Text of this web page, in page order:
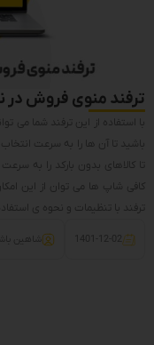
ترفند منوی فروش در
با استفاده از این ترفند شما می
باشید تا آن ها را به سرعت
تا کالاهای بدون بارکد را به
کافی شاپ ها می توان از این
ترفند با تنظیمات و نحوه ی
1401-12-02 شاهین